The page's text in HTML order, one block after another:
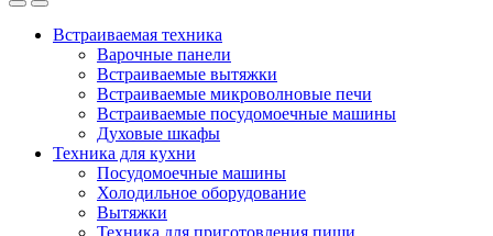
Встраиваемая техника
Варочные панели
Встраиваемые вытяжки
Встраиваемые микроволновые печи
Встраиваемые посудомоечные машины
Духовые шкафы
Техника для кухни
Посудомоечные машины
Холодильное оборудование
Вытяжки
Техника для приготовления пищи